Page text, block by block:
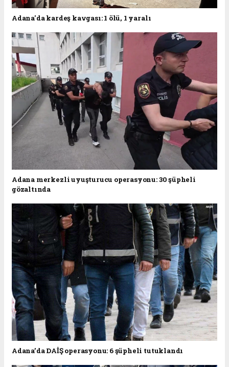
Adana'da kardeş kavgası: 1 ölü, 1 yaralı
Adana merkezli uyuşturucu operasyonu: 30 şüpheli
gözaltında
Adana’da DAİŞ operasyonu: 6 şüpheli tutuklandı